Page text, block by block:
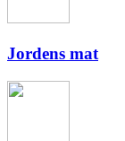
Jordens mat